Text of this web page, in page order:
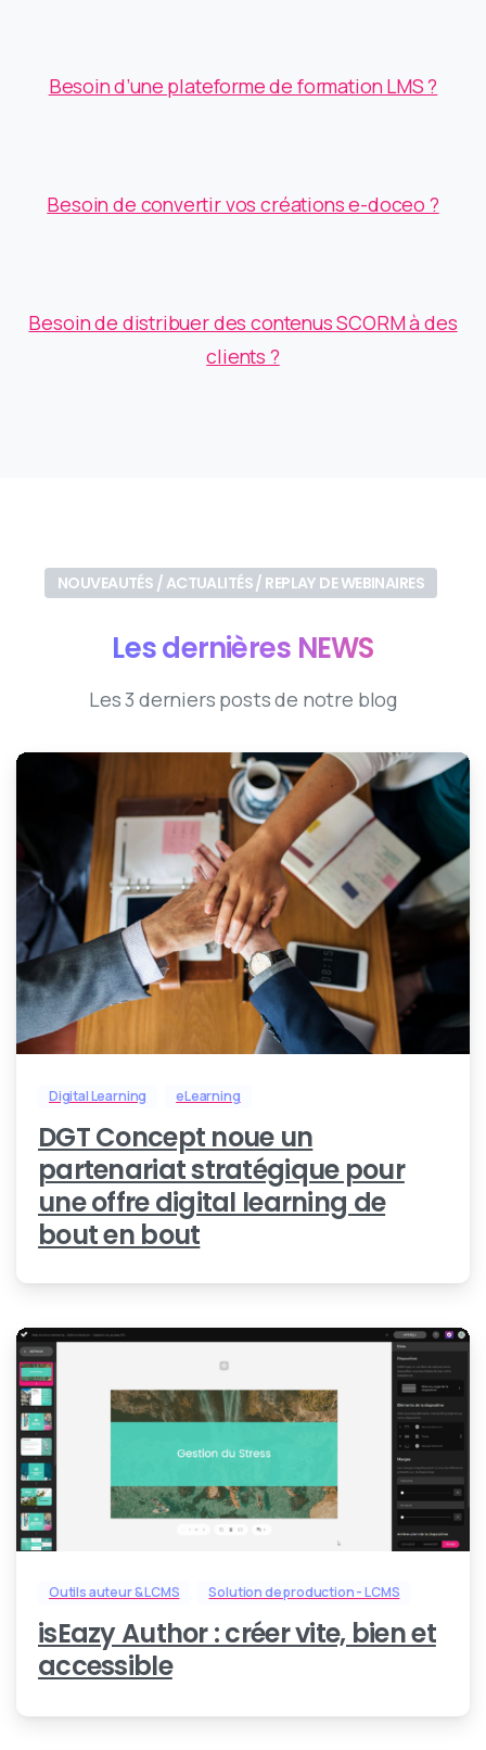
Besoin d’une plateforme de formation LMS ?
Besoin de convertir vos créations e-doceo ?
Besoin de distribuer des contenus SCORM à des
clients ?
NOUVEAUTÉS / ACTUALITÉS / REPLAY DE WEBINAIRES
Lesdernières NEWS
Les 3 derniers posts de notre blog
Digital Learning eLearning
DGT Concept noue un
partenariat stratégique pour
une offre digital learning de
bout en bout
0
Outils auteur & LCMS Solution de production - LCMS
isEazy Author : créer vite, bien et
accessible